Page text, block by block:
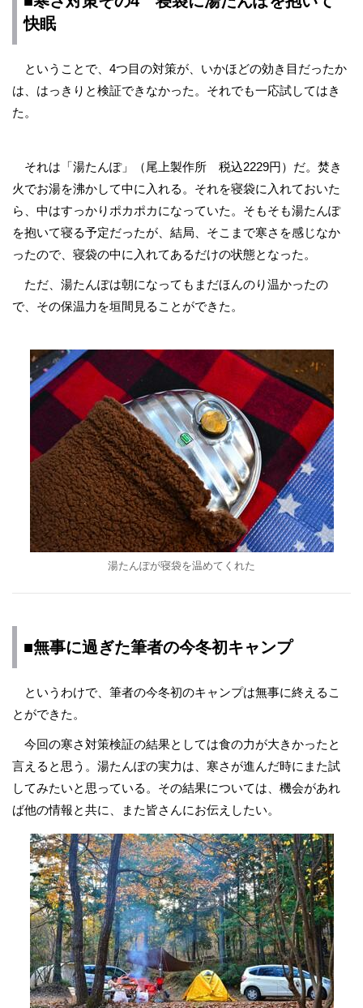
快眠
ということで、4つ目の対策が、いかほどの効き目だったか
は、はっきりと検証できなかった。それでも一応試してはき
た。
それは「湯たんぽ」（尾上製作所 税込2229円）だ。焚き
火でお湯を沸かして中に入れる。それを寝袋に入れておいた
ら、中はすっかりポカポカになっていた。そもそも湯たんぽ
を抱いて寝る予定だったが、結局、そこまで寒さを感じなか
ったので、寝袋の中に入れてあるだけの状態となった。
ただ、湯たんぽは朝になってもまだほんのり温かったの
で、その保温力を垣間見ることができた。
湯たんぽが寝袋を温めてくれた
■無事に過ぎた筆者の今冬初キャンプ
というわけで、筆者の今冬初のキャンプは無事に終えるこ
とができた。
今回の寒さ対策検証の結果としては食の力が大きかったと
言えると思う。湯たんぽの実力は、寒さが進んだ時にまた試
してみたいと思っている。その結果については、機会があれ
ば他の情報と共に、また皆さんにお伝えしたい。